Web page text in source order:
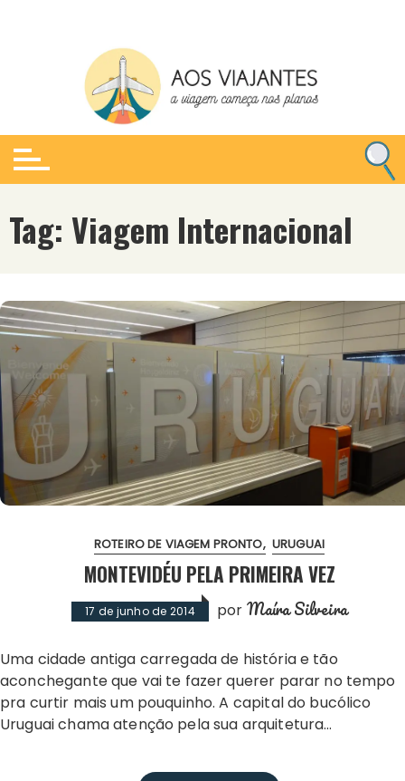
Tag: Viagem Internacional
ROTEIRO DE VIAGEM PRONTO URUGUAI
MONTEVIDÉU PELA PRIMEIRA VEZ
17 de junho de 2014 por Maíra Silveira
Uma cidade antiga carregada de história e tão
aconchegante que vai te fazer querer parar no tempo
pra curtir mais um pouquinho. A capital do bucólico
Uruguai chama atenção pela sua arquitetura…